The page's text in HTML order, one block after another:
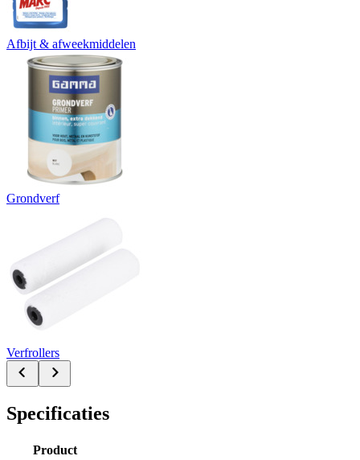
Afbijt & afweekmiddelen
Grondverf
Verfrollers
Specificaties
Product